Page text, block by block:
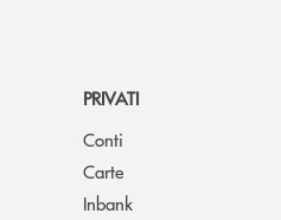
PRIVATI
Conti
Carte
Inbank